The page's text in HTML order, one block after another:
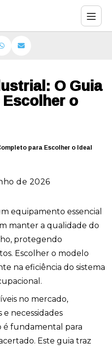
Completo para Escolher o
O Guia
o
de 2026
equipamento essencial
manter a qualidade do
protegendo
Escolher o modelo
na eficiência do sistema
no mercado,
necessidades
é fundamental para
Este guia traz